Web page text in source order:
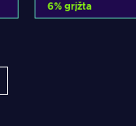
6% grįžta